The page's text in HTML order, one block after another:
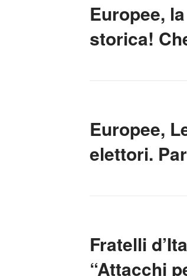
Europee,
storica!
Europee,
elettori.
Fratelli
“Attacchi